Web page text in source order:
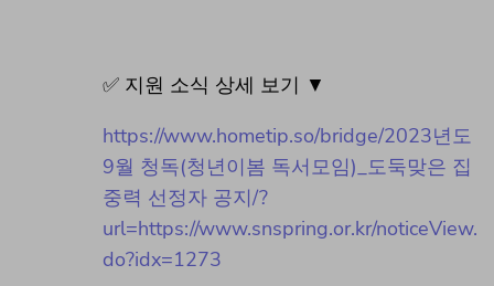
✅ 지원 소식 상세 보기 ▼
https://www.hometip.so/bridge/2023년도
9월 청독(청년이봄 독서모임)_도둑맞은 집
중력 선정자 공지/?
url=https://www.snspring.or.kr/noticeView.
do?idx=1273